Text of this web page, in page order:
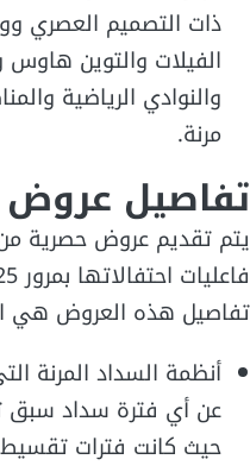
ذات التصميم العصري
الفيلات والتوين
والنوادي الرياضية
مرنة.
تفاصيل عروض
يتم تقديم عروض حصرية
تفاصيل هذه العروض هي
عن أي فترة سداد سبق
حيث كانت فترات تقسيط لا